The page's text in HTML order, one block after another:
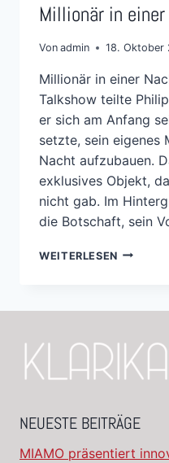
Millionär in
Von admin 18. Oktober
Millionär in einer
Talkshow teilte
er sich am Anfang
setzte, sein eigenes
Nacht aufzubauen.
exklusives Objekt,
nicht gab. Im
die Botschaft, sein
WEITERLESEN
NEUESTE BEITRÄGE
MIAMO präsentiert